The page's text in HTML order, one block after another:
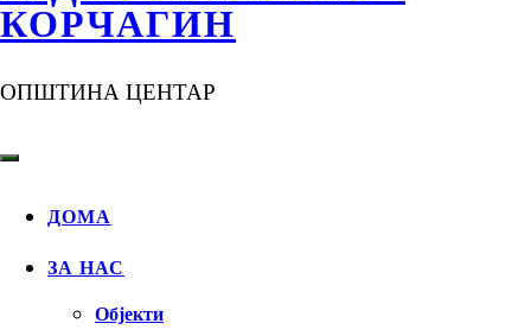
КОРЧАГИН
ОПШТИНА ЦЕНТАР
ДОМА
ЗА НАС
Објекти